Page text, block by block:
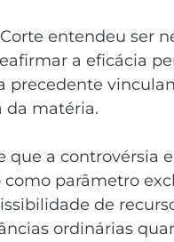
entendeu ser
a eficácia
precedente
da matéria.
que a controvérsia
parâmetro
de
ordinárias